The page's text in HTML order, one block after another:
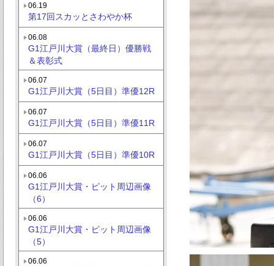
06.19
第17回スカッとさわやか杯
06.08
G1江戸川大賞（最終日）優勝戦
＆表彰式
06.07
G1江戸川大賞（5日目）準優12R
06.07
G1江戸川大賞（5日目）準優11R
06.07
G1江戸川大賞（5日目）準優10R
06.06
G1江戸川大賞・ピット周辺画像
（6）
06.06
G1江戸川大賞・ピット周辺画像
（5）
06.06